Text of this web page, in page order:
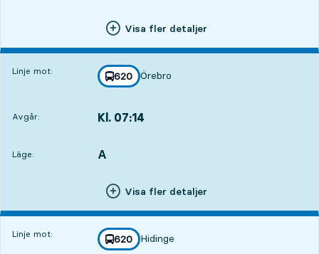
Visa fler detaljer
Linje mot: linje
620
mot
Örebro
,
Avgår: Kl. 07:14
Läge:
LÄGE, A
,
Visa fler detaljer
Linje mot: linje
620
mot
Hidinge
,